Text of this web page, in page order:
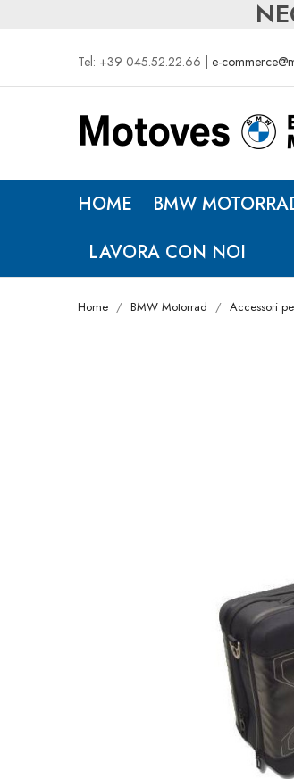
Tel: +39 045.52.22.66 | e-
HOME BMW
LAVORA CON NOI
Home BMW Motorrad Accessori